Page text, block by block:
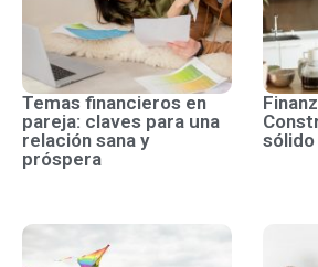
Temas financieros en
pareja: claves para una
relación sana y
próspera